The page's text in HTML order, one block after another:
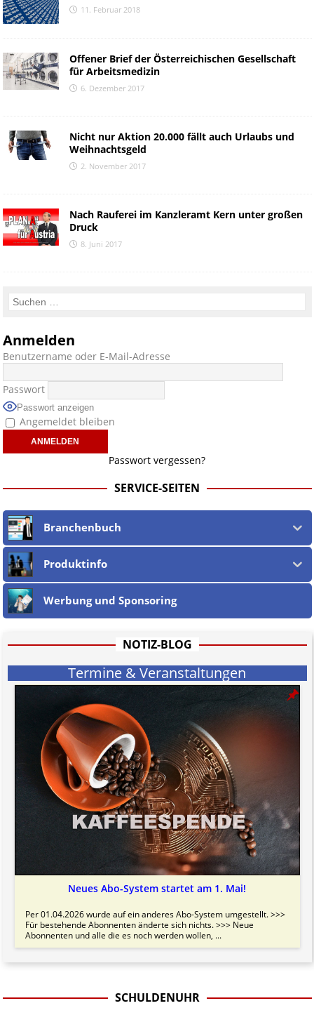
11. Februar 2018
Offener Brief der Österreichischen Gesellschaft
für Arbeitsmedizin
6. Dezember 2017
Nicht nur Aktion 20.000 fällt auch Urlaubs und
Weihnachtsgeld
2. November 2017
Nach Rauferei im Kanzleramt Kern unter großen
Druck
8. Juni 2017
Anmelden
Benutzername oder E-Mail-Adresse
Passwort
Passwort anzeigen
Angemeldet bleiben
Passwort vergessen?
SERVICE-SEITEN
Branchenbuch
Produktinfo
Werbung und Sponsoring
NOTIZ-BLOG
Termine & Veranstaltungen
Neues Abo-System startet am 1. Mai!
Per 01.04.2026 wurde auf ein anderes Abo-System umgestellt. >>>
Für bestehende Abonnenten änderte sich nichts. >>> Neue
Abonnenten und alle die es noch werden wollen, ...
SCHULDENUHR